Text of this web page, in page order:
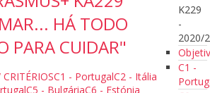
K229
-
2020/
C1 -
HÁ TODO
PARA CUIDAR"
C1 - PortugalC2 - Itália
C5 - BulgáriaC6 - Estónia